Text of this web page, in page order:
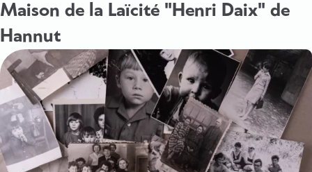
Maison de la Laïcité "Henri Daix" de
Hannut